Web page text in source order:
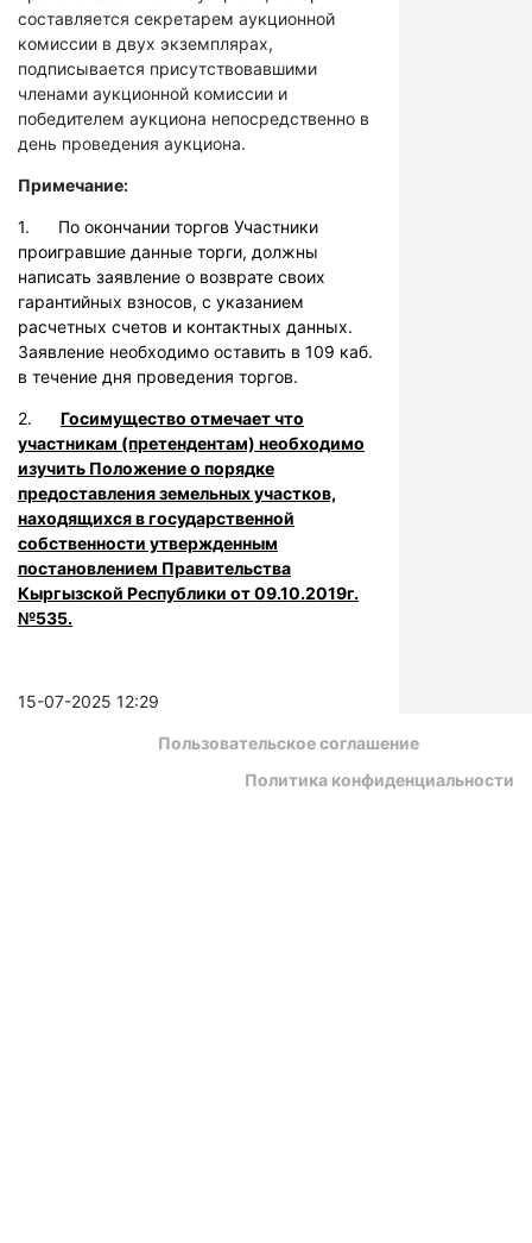
составляется секретарем аукционной
комиссии в двух экземплярах,
подписывается присутствовавшими
членами аукционной комиссии и
победителем аукциона непосредственно в
день проведения аукциона.
Примечание:
1. По окончании торгов Участники
проигравшие данные торги, должны
написать заявление о возврате своих
гарантийных взносов, с указанием
расчетных счетов и контактных данных.
Заявление необходимо оставить в 109 каб.
в течение дня проведения торгов.
2. Госимущество отмечает что
участникам (претендентам) необходимо
изучить Положение о порядке
предоставления земельных участков,
находящихся в государственной
собственности утвержденным
постановлением Правительства
Кыргызской Республики от 09.10.2019г.
№535.
15-07-2025 12:29
Пользовательское соглашение
Политика конфиденциальности